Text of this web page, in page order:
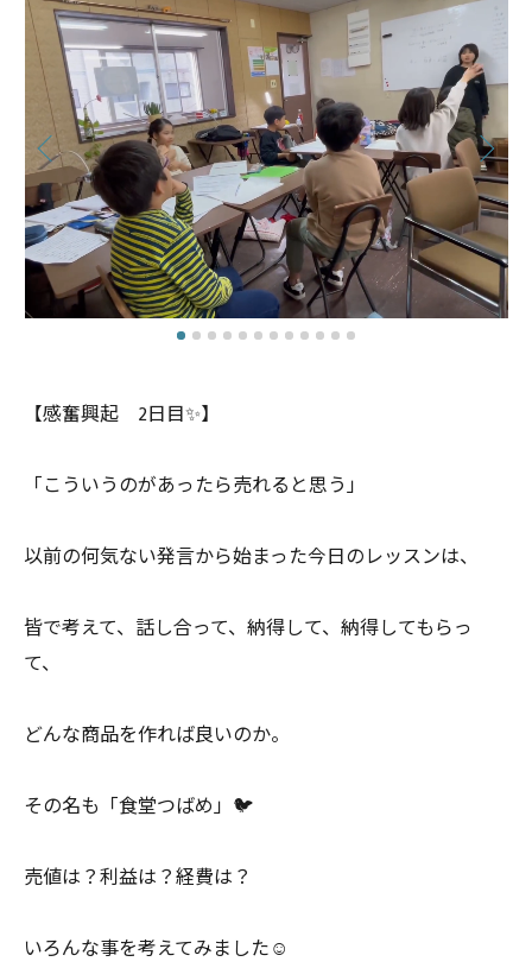
【感奮興起 2日目✨】
「こういうのがあったら売れると思う」
以前の何気ない発言から始まった今日のレッスンは、
皆で考えて、話し合って、納得して、納得してもらっ
て、
どんな商品を作れば良いのか。
その名も「食堂つばめ」🐦
売値は？利益は？経費は？
いろんな事を考えてみました☺️